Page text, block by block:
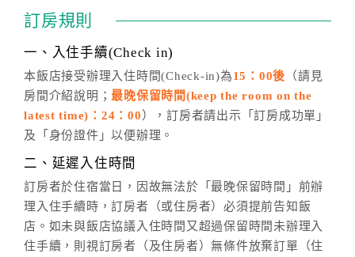
話方式異動訂單。
※非客服時間之申辦異動，皆為次日計算及辦理。
五、客服時間
週一至週日，上午9:00～晚上6:00
六、聯絡方式
(07)9682715 。
訂房規則
一、入住手續(Check in)
本飯店接受辦理入住時間(Check-in)為15：00後 （請見
房間介紹說明；最晚保留時間(keep the room on the
latest time)：24：00 ），訂房者請出示「訂房成功單」
及「身份證件」以便辦理。
二、延遲入住時間
訂房者於住宿當日，因故無法於「最晚保留時間」前辦
理入住手續時，訂房者（或住房者）必須提前告知飯
店。如未與飯店協議入住時間又超過保留時間未辦理入
住手續，則視訂房者（及住房者）無條件放棄訂單（住